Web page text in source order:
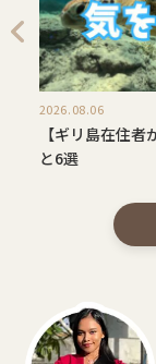
2026.08.06
【ギリ島在住
と6選